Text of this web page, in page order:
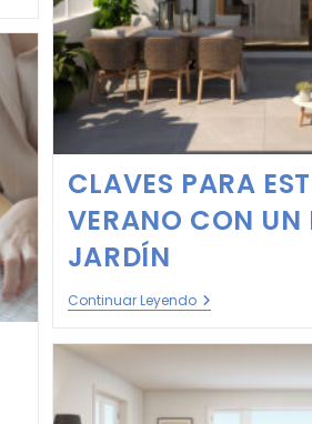
CLAVES PARA
VERANO CON UN
JARDÍN
Continuar Leyendo